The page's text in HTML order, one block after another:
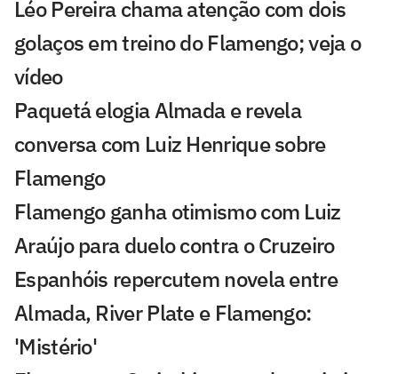
Léo Pereira chama atenção com dois
golaços em treino do Flamengo; veja o
vídeo
Paquetá elogia Almada e revela
conversa com Luiz Henrique sobre
Flamengo
Flamengo ganha otimismo com Luiz
Araújo para duelo contra o Cruzeiro
Espanhóis repercutem novela entre
Almada, River Plate e Flamengo:
'Mistério'